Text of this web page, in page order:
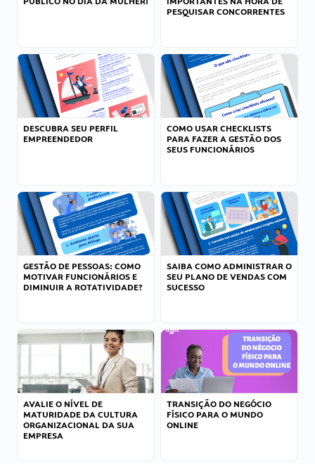
PESQUISAR CONCORRENTES
DESCUBRA SEU PERFIL
EMPREENDEDOR
COMO USAR CHECKLISTS
PARA FAZER A GESTÃO DOS
SEUS FUNCIONÁRIOS
GESTÃO DE PESSOAS: COMO
MOTIVAR FUNCIONÁRIOS E
DIMINUIR A ROTATIVIDADE?
SAIBA COMO ADMINISTRAR O
SEU PLANO DE VENDAS COM
SUCESSO
AVALIE O NÍVEL DE
MATURIDADE DA CULTURA
ORGANIZACIONAL DA SUA
EMPRESA
TRANSIÇÃO DO NEGÓCIO
FÍSICO PARA O MUNDO
ONLINE